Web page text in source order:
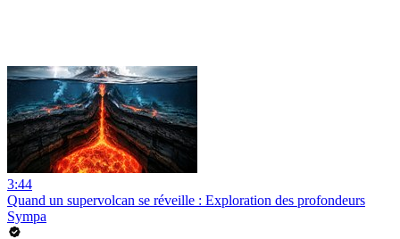
3:44
Quand un supervolcan se réveille : Exploration des profondeurs
Sympa